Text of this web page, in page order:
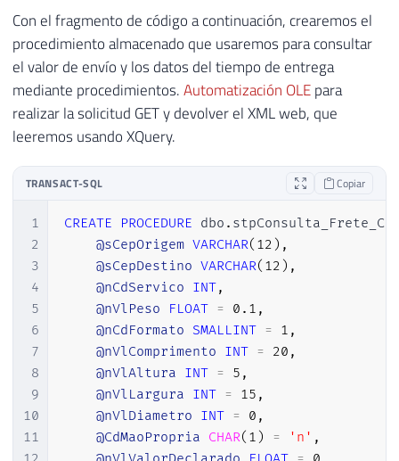
Con el fragmento de código a continuación, crearemos el
procedimiento almacenado que usaremos para consultar
el valor de envío y los datos del tiempo de entrega
mediante procedimientos.Automatización OLEpara
realizar la solicitud GET y devolver el XML web, que
leeremos usando XQuery.
TRANSACT-SQL Copiar
1
2
3
4
5
6
7
8
9
10
11
CREATE PROCEDURE dbo .
@sCepOrigem VARCHAR( 12 ) ,
@sCepDestino VARCHAR( 12 ) ,
@nCdServico INT,
@nVlPeso
FLOAT = 0.1 ,
@nCdFormato SMALLINT = 1 ,
@nVlComprimento INT = 20 ,
@nVlAltura INT = 5 ,
@nVlLargura INT = 15 ,
@nVlDiametro INT = 0 ,
@CdMaoPropria CHAR( 1 ) = 'n' ,